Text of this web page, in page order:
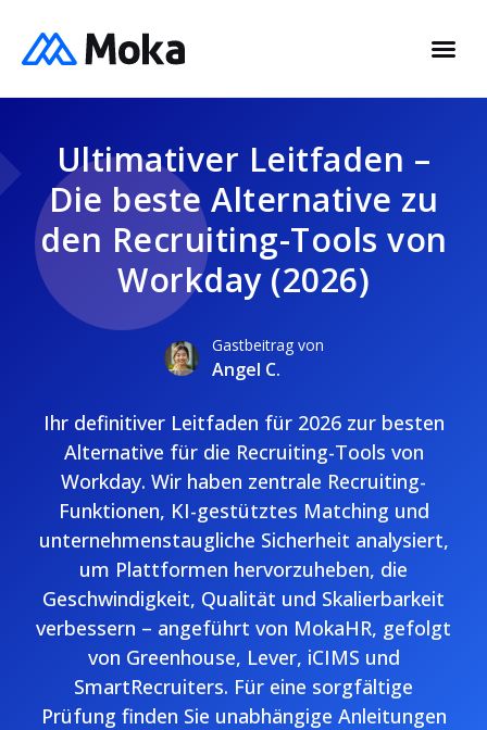
Ultimativer Leitfaden –
Die beste Alternative zu
den Recruiting-Tools von
Workday (2026)
Gastbeitrag von
Angel C.
Ihr definitiver Leitfaden für 2026 zur besten
Alternative für die Recruiting-Tools von
Workday. Wir haben zentrale Recruiting-
Funktionen, KI-gestütztes Matching und
unternehmenstaugliche Sicherheit analysiert,
um Plattformen hervorzuheben, die
Geschwindigkeit, Qualität und Skalierbarkeit
verbessern – angeführt von MokaHR, gefolgt
von Greenhouse, Lever, iCIMS und
SmartRecruiters. Für eine sorgfältige
Prüfung finden Sie unabhängige Anleitungen